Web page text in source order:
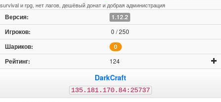
1.6.2
1.6 1.5.2
1.5
1.4.7
ПЕ ПЕ 1.21
ПЕ 1.20
ПЕ 1.19.81
ПЕ 1.19.63 ПЕ 1.19.50
ПЕ 1.19.40
ПЕ 1.19.30
ПЕ 1.19.20 ПЕ 1.19.10
ПЕ 1.19.0
ПЕ 1.18.30
ПЕ 1.18.12 ПЕ 1.18.10
ПЕ 1.18.2
ПЕ 1.17.40
ПЕ 1.17
ПЕ 1.16 ПЕ 1.14
ПЕ 1.13
survival и rpg, нет лагов, дешёвый донат и добрая администрация
1.12.2
0 / 250
0
124
DarkCraft
135.181.170.84:25737